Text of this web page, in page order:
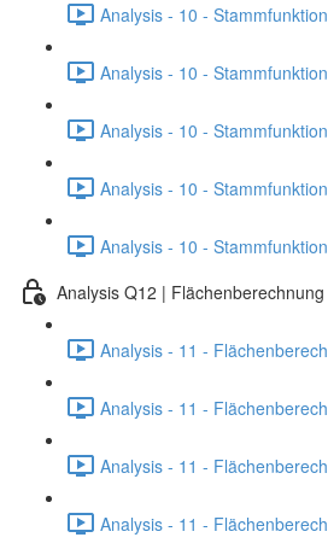
Analysis - 10 -
Analysis - 10 -
Analysis - 10 -
Analysis - 10 -
Analysis - 10 -
Analysis Q12 |
Analysis - 11 -
Analysis - 11 -
Analysis - 11 -
Analysis - 11 -